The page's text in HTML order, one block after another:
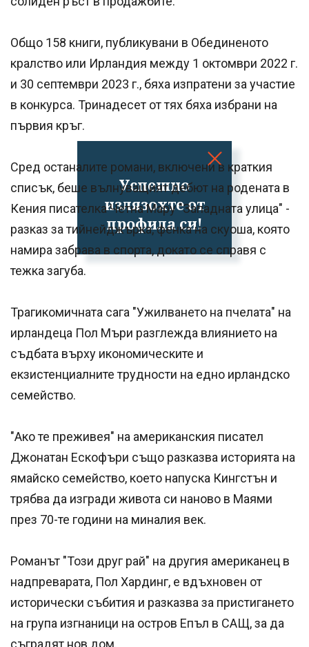
Успешно
излязохте от
профила си!
Общо 158 книги, публикувани в Обединеното
кралство или Ирландия между 1 октомври 2022 г.
и 30 септември 2023 г., бяха изпратени за участие
в конкурса. Тринадесет от тях бяха избрани на
първия кръг.
Сред останалите романи, включени в краткия
списък, беше вълнуващият дебют на родената в
Кения писателка Четна Мару "Западната улица" -
разказ за тийнейджърка, фенка на скуоша, която
намира забрава в спорта, докато се справя с
тежка загуба.
Трагикомичната сага "Ужилването на пчелата" на
ирландеца Пол Мъри разглежда влиянието на
съдбата върху икономическите и
екзистенциалните трудности на едно ирландско
семейство.
"Ако те преживея" на американския писател
Джонатан Ескофъри също разказва историята на
ямайско семейство, което напуска Кингстън и
трябва да изгради живота си наново в Маями
през 70-те години на миналия век.
Романът "Този друг рай" на другия американец в
надпреварата, Пол Хардинг, е вдъхновен от
исторически събития и разказва за пристигането
на група изгнаници на остров Епъл в САЩ, за да
съградят нов дом.